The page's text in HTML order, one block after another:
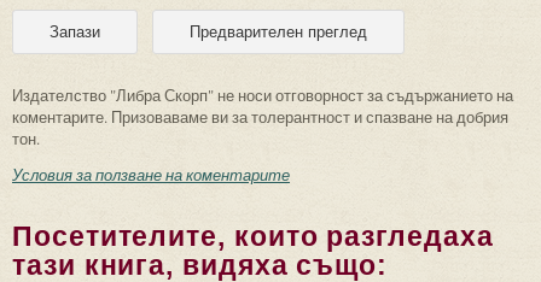
Издателство "Либра Скорп" не носи отговорност за съдържанието на
коментарите. Призоваваме ви за толерантност и спазване на добрия
тон.
Условия за ползване на коментарите
Посетителите, които разгледаха
тази книга, видяха също: